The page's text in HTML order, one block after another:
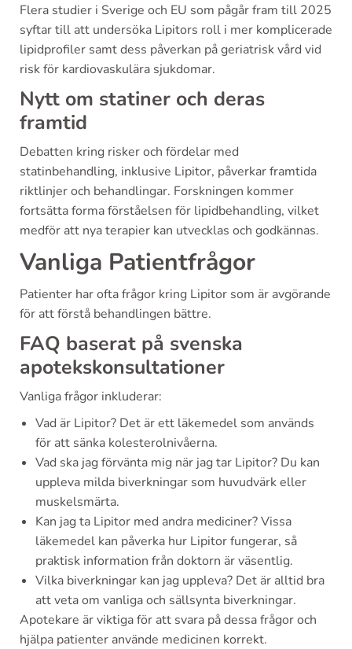
Flera studier i Sverige och EU som pågår fram till 2025
syftar till att undersöka Lipitors roll i mer komplicerade
lipidprofiler samt dess påverkan på geriatrisk vård vid
risk för kardiovaskulära sjukdomar.
Nytt om statiner och deras
framtid
Debatten kring risker och fördelar med
statinbehandling, inklusive Lipitor, påverkar framtida
riktlinjer och behandlingar. Forskningen kommer
fortsätta forma förståelsen för lipidbehandling, vilket
medför att nya terapier kan utvecklas och godkännas.
Vanliga Patientfrågor
Patienter har ofta frågor kring Lipitor som är avgörande
för att förstå behandlingen bättre.
FAQ baserat på svenska
apotekskonsultationer
Vanliga frågor inkluderar:
Vad är Lipitor? Det är ett läkemedel som används
för att sänka kolesterolnivåerna.
Vad ska jag förvänta mig när jag tar Lipitor? Du kan
uppleva milda biverkningar som huvudvärk eller
muskelsmärta.
Kan jag ta Lipitor med andra mediciner? Vissa
läkemedel kan påverka hur Lipitor fungerar, så
praktisk information från doktorn är väsentlig.
Vilka biverkningar kan jag uppleva? Det är alltid bra
att veta om vanliga och sällsynta biverkningar.
Apotekare är viktiga för att svara på dessa frågor och
hjälpa patienter använde medicinen korrekt.